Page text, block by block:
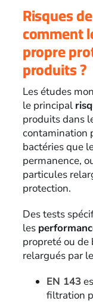
Risques
comment
propre
produits ?
Les études
le principal
produits dans
contamination
bactéries que
permanence,
particules
protection.
Des tests
les
propreté ou de
relargués par
EN 143
filtration